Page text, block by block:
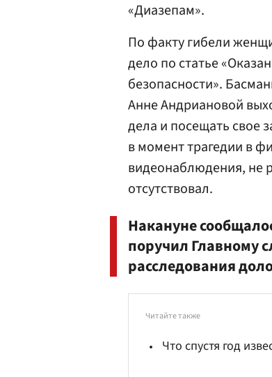
«Диазепам».
По факту гибели
дело по статье
безопасности».
Анне Андриановой
дела и посещать свое
в момент трагедии в
видеонаблюдения, не
отсутствовал.
Накануне
поручил Главному
расследования
Читайте также
Что спустя год